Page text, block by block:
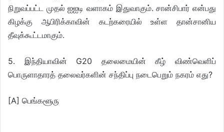
நிறுவப்பட்ட முதல் ஐஐடி வளாகம் இதுவாகும். சான்சிபார் என்பது
கிழக்கு ஆபிரிக்காவின் கடற்கரையில் உள்ள தான்சானிய
தீவுக்கூட்டமாகும்.
5. இந்தியாவின் G20 தலைமையின் கீழ் விண்வெளிப்
பொருளாதாரத் தலைவர்களின் சந்திப்பு நடைபெறும் நகரம் எது?
[A] பெங்களூரு